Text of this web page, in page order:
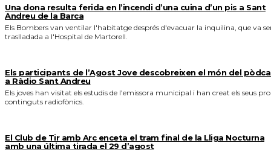
Una dona resulta ferida en l’incendi d’una cuina d’un pis a Sant
Andreu de la Barca
Els Bombers van ventilar l'habitatge després d'evacuar la inquilina, que va
traslladada a l'Hospital de Martorell.
Els participants de l’Agost Jove descobreixen el món del
a Ràdio Sant Andreu
Els joves han visitat els estudis de l'emissora municipal i han creat els seus
continguts radiofònics.
El Club de Tir amb Arc enceta el tram final de la Lliga Nocturna
amb una última tirada el 29 d’agost